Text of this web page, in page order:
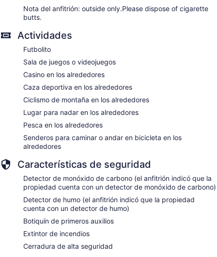
Nota del anfitrión: outside only.Please dispose of cigarette
butts.
Actividades
Futbolito
Sala de juegos o videojuegos
Casino en los alrededores
Caza deportiva en los alrededores
Ciclismo de montaña en los alrededores
Lugar para nadar en los alrededores
Pesca en los alrededores
Senderos para caminar o andar en bicicleta en los
alrededores
Características de seguridad
Detector de monóxido de carbono (el anfitrión indicó que la
propiedad cuenta con un detector de monóxido de carbono)
Detector de humo (el anfitrión indicó que la propiedad
cuenta con un detector de humo)
Botiquín de primeros auxilios
Extintor de incendios
Cerradura de alta seguridad